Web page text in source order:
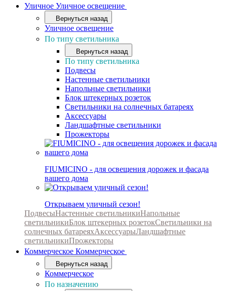
Уличное Уличное освещение
Вернуться назад
Уличное освещение
По типу светильника
Вернуться назад
По типу светильника
Подвесы
Настенные светильники
Напольные светильники
Блок штекерных розеток
Светильники на солнечных батареях
Аксессуары
Ландшафтные светильники
Прожекторы
FIUMICINO - для освещения дорожек и фасада
вашего дома
Открываем уличный сезон!
ПодвесыНастенные светильникиНапольные
светильникиБлок штекерных розетокСветильники на
солнечных батареяхАксессуарыЛандшафтные
светильникиПрожекторы
Коммерческое Коммерческое
Вернуться назад
Коммерческое
По назначению